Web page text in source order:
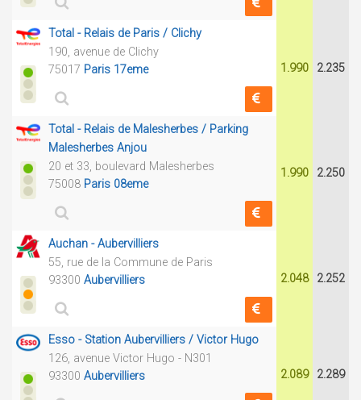
Total - Relais de Paris / Clichy
190, avenue de Clichy
75017 Paris 17eme 1.990 2.235
Total - Relais de Malesherbes / Parking
Malesherbes Anjou
20 et 33, boulevard Malesherbes
75008 Paris 08eme
1.990 2.250
Auchan - Aubervilliers
55, rue de la Commune de Paris
93300 Aubervilliers 2.048 2.252
Esso - Station Aubervilliers / Victor Hugo
126, avenue Victor Hugo - N301
93300 Aubervilliers 2.089 2.289